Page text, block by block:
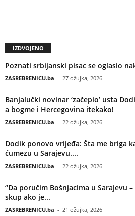
IZDVOJENO
Poznati srbijanski pisac se oglasio
ZASREBRENICU.ba - 27 ožujka, 2026
Banjalučki novinar ‘začepio’ usta
a bogme i Hercegovina itekako!
ZASREBRENICU.ba - 22 ožujka, 2026
Dodik ponovo vrijeđa: Šta me briga
ćumezu u Sarajevu....
ZASREBRENICU.ba - 22 ožujka, 2026
“Da poručim Bošnjacima u Sarajevu
skup ako je...
ZASREBRENICU.ba - 21 ožujka, 2026